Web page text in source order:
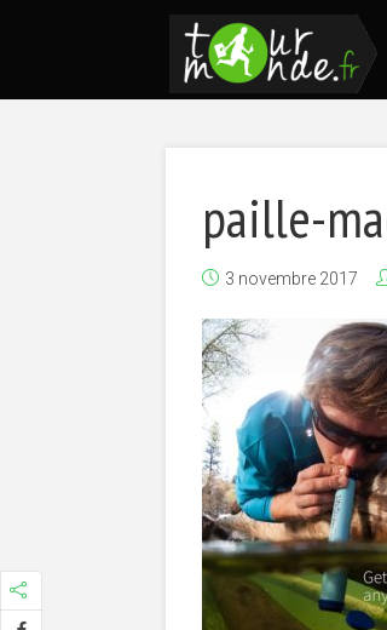
paille-
3 novembre 2017